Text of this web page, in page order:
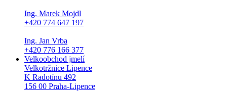
Ing. Marek Mojdl
+420 774 647 197
Ing. Jan Vrba
+420 776 166 377
Velkoobchod jmelí
Velkotržnice Lipence
K Radotínu 492
156 00 Praha-Lipence